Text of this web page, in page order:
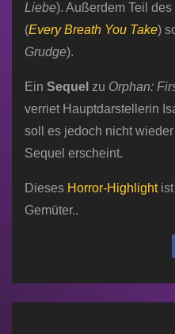
Liebe). Außerdem Teil des
(Every Breath You Take)
Grudge).
Ein Sequel zu Orphan:
verriet Hauptdarstellerin
soll es jedoch nicht
Sequel erscheint.
Dieses Horror-Highlightist
Gemüter..